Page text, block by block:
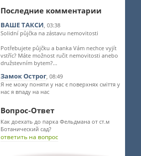
Последние комментарии
ВАШЕ ТАКСИ, 03:38
Solidní půjčka na zástavu nemovitosti
Potřebujete půjčku a banka Vám nechce vyjít
vstříc? Máte možnost ručit nemovitosti anebo
družstevním bytem?...
Замок Острог, 08:49
Я не можу поняти у нас є поверхнях сміття у
нас я впаду на нас
Вопрос-Ответ
Как доехать до парка Фельдмана от ст.м
Ботанический сад?
ответить на вопрос